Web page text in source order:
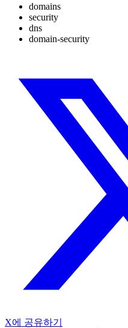
domains
security
dns
domain-security
X에 공유하기